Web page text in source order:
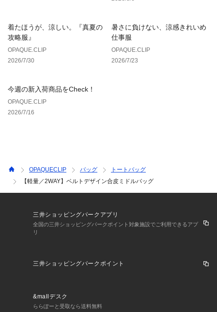
着たほうが、涼しい。『真夏の
攻略服』
OPAQUE.CLIP
2026/7/30
暑さに負けない、涼感きれいめ
仕事服
OPAQUE.CLIP
2026/7/23
今週の新入荷商品をCheck！
OPAQUE.CLIP
2026/7/16
OPAQUECLIP バッグ
トートバッグ
【軽量／2WAY】ベルトデザイン合皮ミドルバッグ
三井ショッピングパークアプリ
全国の三井ショッピングパークポイント対象施設でご利用できるアプ
リ
三井ショッピングパークポイント
&mallデスク
ららぽーと受取なら送料無料